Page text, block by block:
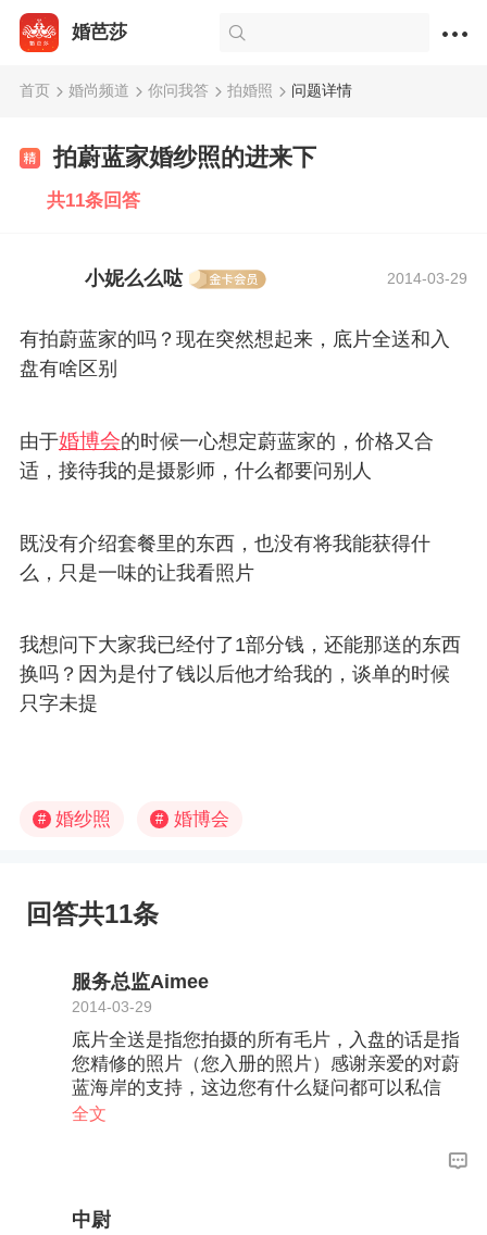
婚芭莎
首页 婚尚频道 你问我答 拍婚照 问题详情
拍蔚蓝家婚纱照的进来下
共11条回答
小妮么么哒 2014-03-29
有拍蔚蓝家的吗？现在突然想起来，底片全送和入
盘有啥区别
由于婚博会的时候一心想定蔚蓝家的，价格又合
适，接待我的是摄影师，什么都要问别人
既没有介绍套餐里的东西，也没有将我能获得什
么，只是一味的让我看照片
我想问下大家我已经付了1部分钱，还能那送的东西
换吗？因为是付了钱以后他才给我的，谈单的时候
只字未提
# 婚纱照 # 婚博会
回答共11条
服务总监Aimee
2014-03-29
底片全送是指您拍摄的所有毛片，入盘的话是指
您精修的照片（您入册的照片）感谢亲爱的对蔚
蓝海岸的支持，这边您有什么疑问都可以私信
我！
全文
中尉